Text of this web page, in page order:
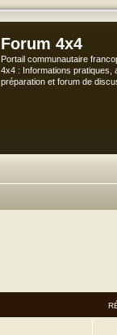
Forum 4x4
Portail communautaire
4x4 : Informations pratiques,
préparation et forum de